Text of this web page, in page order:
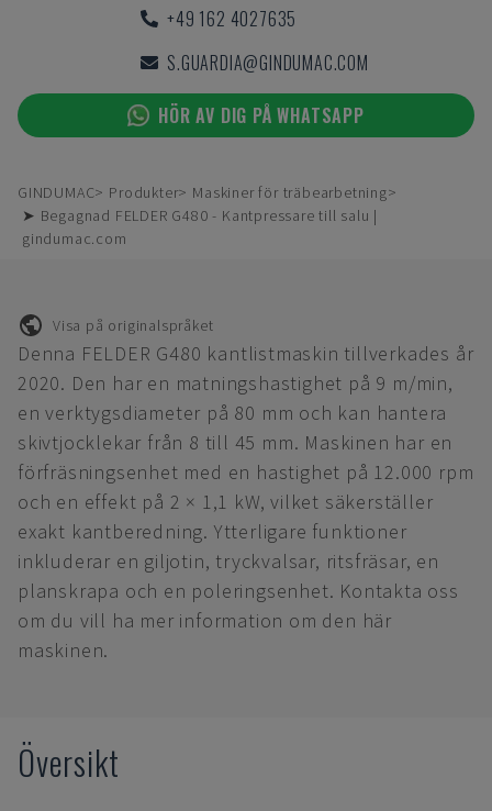
+49 162 4027635
S.GUARDIA@GINDUMAC.COM
HÖR AV DIG PÅ WHATSAPP
GINDUMAC Produkter
Maskiner för träbearbetning
➤ Begagnad FELDER G480 - Kantpressare till salu |
gindumac.com
Visa på originalspråket
Denna FELDER G480 kantlistmaskin tillverkades år
2020. Den har en matningshastighet på 9 m/min,
en verktygsdiameter på 80 mm och kan hantera
skivtjocklekar från 8 till 45 mm. Maskinen har en
förfräsningsenhet med en hastighet på 12.000 rpm
och en effekt på 2 × 1,1 kW, vilket säkerställer
exakt kantberedning. Ytterligare funktioner
inkluderar en giljotin, tryckvalsar, ritsfräsar, en
planskrapa och en poleringsenhet. Kontakta oss
om du vill ha mer information om den här
maskinen.
Översikt